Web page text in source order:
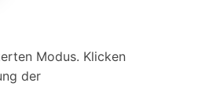
Modus. Klicken
der